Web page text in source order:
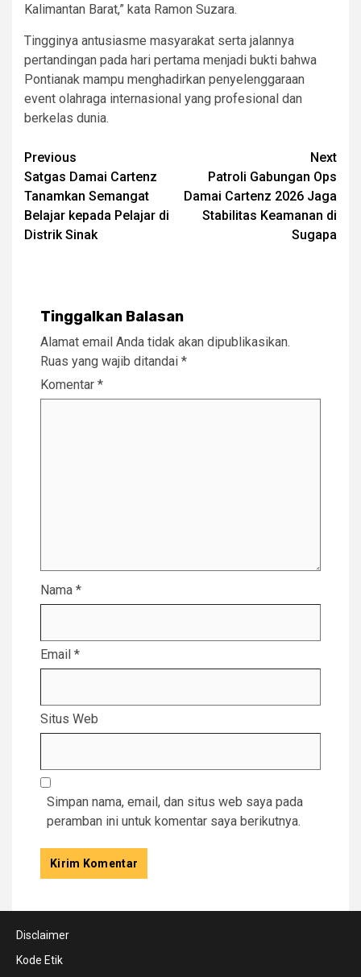
Kalimantan Barat,” kata Ramon Suzara.
Tingginya antusiasme masyarakat serta jalannya
pertandingan pada hari pertama menjadi bukti bahwa
Pontianak mampu menghadirkan penyelenggaraan
event olahraga internasional yang profesional dan
berkelas dunia.
Post
navigation
Previous
Satgas Damai Cartenz
Tanamkan Semangat
Belajar kepada Pelajar di
Distrik Sinak
Next
Patroli Gabungan Ops
Damai Cartenz 2026 Jaga
Stabilitas Keamanan di
Sugapa
Tinggalkan Balasan
Alamat email Anda tidak akan dipublikasikan.
Ruas yang wajib ditandai *
Komentar *
Nama *
Email *
Situs Web
Simpan nama, email, dan situs web saya pada
peramban ini untuk komentar saya berikutnya.
Disclaimer
Kode Etik